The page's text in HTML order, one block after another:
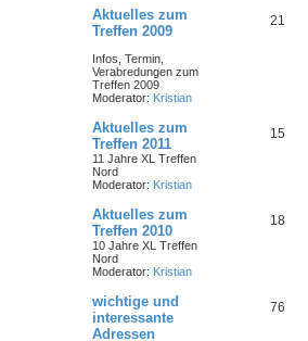
Aktuelles zum
Treffen 2009
Infos, Termin,
Verabredungen zum
Treffen 2009
Moderator: Kristian
21
Aktuelles zum
Treffen 2011
11 Jahre XL Treffen
Nord
Moderator: Kristian
15
Aktuelles zum
Treffen 2010
10 Jahre XL Treffen
Nord
Moderator: Kristian
18
wichtige und
interessante
Adressen
76